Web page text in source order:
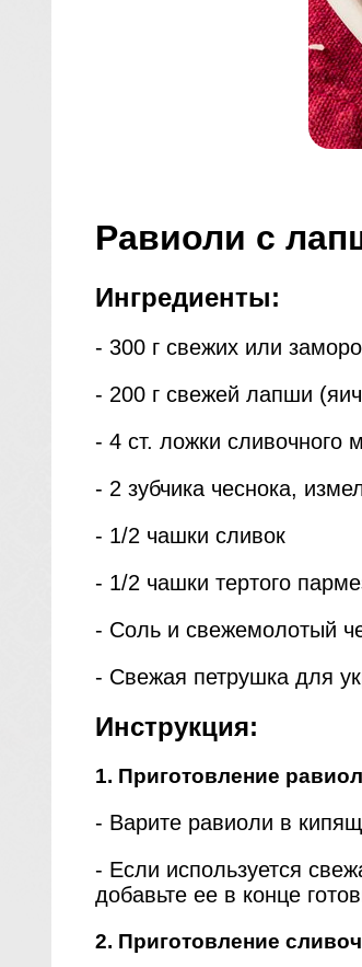
Равиоли с
Ингредиенты:
- 300 г свежих или
- 200 г свежей лапши
- 4 ст. ложки сливочного
- 2 зубчика чеснока,
- 1/2 чашки сливок
- 1/2 чашки тертого
- Соль и свежемолотый
- Свежая петрушка для
Инструкция:
1. Приготовление
- Варите равиоли в
- Если используется
добавьте ее в конце
2. Приготовление